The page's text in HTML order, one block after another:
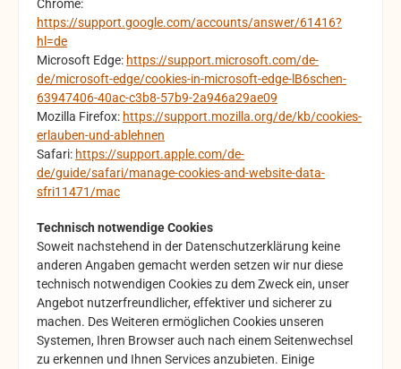
Chrome:
https://support.google.com/accounts/answer/61416?
hl=de
Microsoft Edge: https://support.microsoft.com/de-
de/microsoft-edge/cookies-in-microsoft-edge-lB6schen-
63947406-40ac-c3b8-57b9-2a946a29ae09
Mozilla Firefox: https://support.mozilla.org/de/kb/cookies-
erlauben-und-ablehnen
Safari: https://support.apple.com/de-
de/guide/safari/manage-cookies-and-website-data-
sfri11471/mac
Technisch notwendige Cookies
Soweit nachstehend in der Datenschutzerklärung keine
anderen Angaben gemacht werden setzen wir nur diese
technisch notwendigen Cookies zu dem Zweck ein, unser
Angebot nutzerfreundlicher, effektiver und sicherer zu
machen. Des Weiteren ermöglichen Cookies unseren
Systemen, Ihren Browser auch nach einem Seitenwechsel
zu erkennen und Ihnen Services anzubieten. Einige